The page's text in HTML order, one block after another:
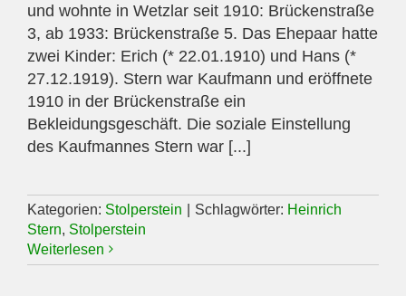
und wohnte in Wetzlar seit 1910: Brückenstraße
3, ab 1933: Brückenstraße 5. Das Ehepaar hatte
zwei Kinder: Erich (* 22.01.1910) und Hans (*
27.12.1919). Stern war Kaufmann und eröffnete
1910 in der Brückenstraße ein
Bekleidungsgeschäft. Die soziale Einstellung
des Kaufmannes Stern war [...]
Kategorien: Stolperstein Schlagwörter: Heinrich
Stern, Stolperstein
Weiterlesen